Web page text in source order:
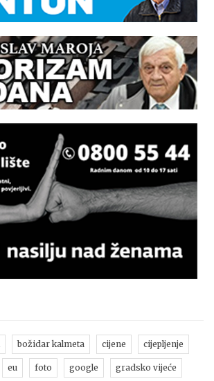
božidar kalmeta cijene cijepljenje
eu foto google gradsko vijeće